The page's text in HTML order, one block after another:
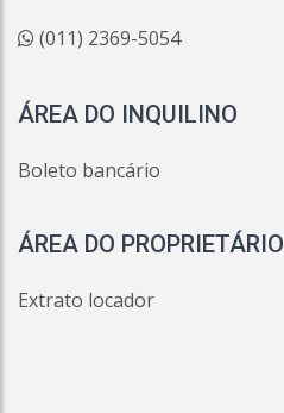
(011) 2369-5054
ÁREA DO INQUILINO
Boleto bancário
ÁREA DO PROPRIETÁRIO
Extrato locador